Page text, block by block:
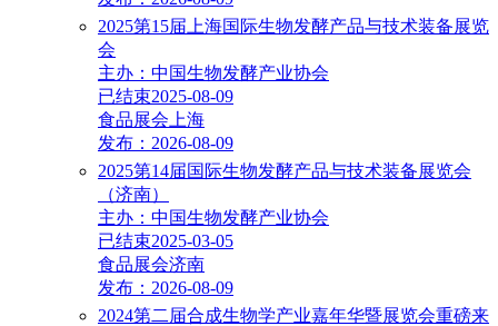
2025第15届上海国际生物发酵产品与技术装备展览
会
主办：中国生物发酵产业协会
已结束2025-08-09
食品展会 上海
发布：2026-08-09
2025第14届国际生物发酵产品与技术装备展览会
（济南）
主办：中国生物发酵产业协会
已结束2025-03-05
食品展会济南
发布：2026-08-09
2024第二届合成生物学产业嘉年华暨展览会重磅来